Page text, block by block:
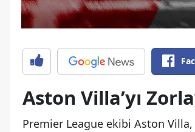
Aston Villa’yı
Premier League ekibi Aston Villa,